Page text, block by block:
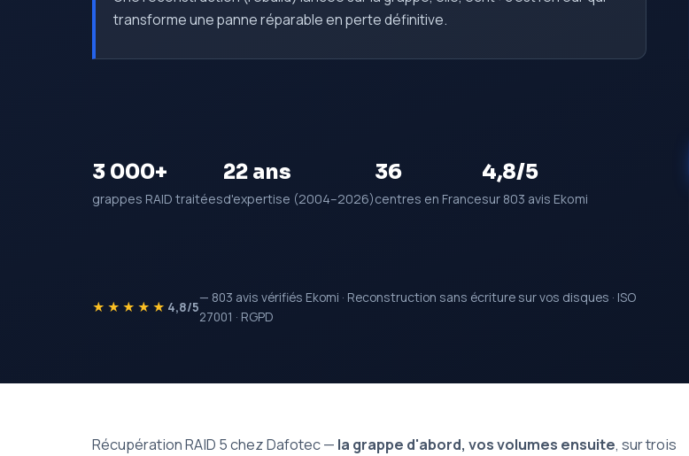
transforme une panne réparable en perte définitive.
3 000+
grappes RAID traitées
22 ans
d'expertise (2004–2026)
36
centres en France
4,8/5
sur 803 avis Ekomi
★★★★★ 4,8/5
— 803 avis vérifiés Ekomi · Reconstruction sans écriture sur vos disques · ISO
27001 · RGPD
Récupération RAID 5 chez Dafotec — la grappe d'abord, vos volumes ensuite, sur trois